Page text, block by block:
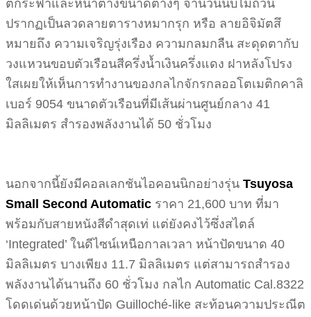
ตึกระฟ้าและหน้าต่างขนาดต่างๆ จำนวนนับไม่ถ้วน
ปรากฏเป็นลวดลายตารางหมากรุก หรือ ลายอิจิมัตสึ
หมายถึง ความเจริญรุ่งเรือง ความกลมกลืน สะดุดตากับ
วงแหวนขอบตัวเรือนสีครึ่งน้ำเงินครึ่งแดง ฝาหลังโปรง
ใสเผยให้เห็นการทำงานของกลไกจักรกลออโตเมติกคาลิ
เบอร์ 9054 ขนาดตัวเรือนที่มีเส้นผ่านศูนย์กลาง 41
มิลลิเมตร สำรองพลังงานได้ 50 ชั่วโมง
นอกจากนี้ยังมีคอลเลกชันไอคอนนิกอย่างรุ่น Tsuyosa
Small Second Automatic ราคา 21,600 บาท ที่มา
พร้อมกับสายหนังสีดำสุดเท่ แต่ยังคงไว้ซึ่งสไตล์
‘Integrated’ ในดีไซน์เหนือกาลเวลา หน้าปัดขนาด 40
มิลลิเมตร บางเพียง 11.7 มิลลิเมตร แต่สามารถสำรอง
พลังงานได้นานถึง 60 ชั่วโมง กลไก Automatic Cal.8322
โดดเด่นด้วยหน้าปัด Guilloché-like สะท้อนความประณีต